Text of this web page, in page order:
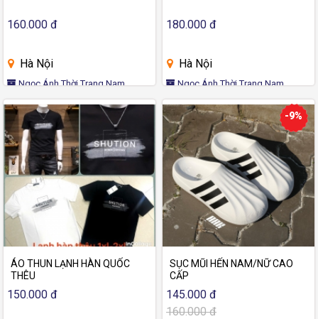
160.000 đ
Hà Nội
Ngọc Ánh Thời Trang Nam
180.000 đ
Hà Nội
Ngọc Ánh Thời Trang Nam
ÁO THUN LẠNH HÀN QUỐC
THÊU
150.000 đ
-9%
SỤC MŨI HẾN NAM/NỮ CAO
CẤP
145.000 đ
160.000 đ